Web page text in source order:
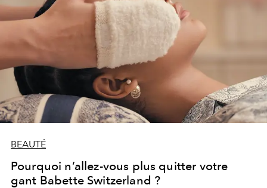
BEAUTÉ
Pourquoi n’allez-vous plus quitter votre
gant Babette Switzerland ?